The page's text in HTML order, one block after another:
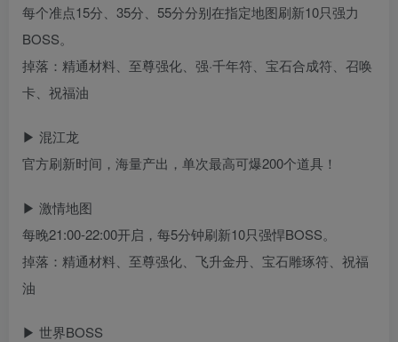
每个准点15分、35分、55分分别在指定地图刷新10只强力
BOSS。
掉落：精通材料、至尊强化、强·千年符、宝石合成符、召唤
卡、祝福油
▶ 混江龙
官方刷新时间，海量产出，单次最高可爆200个道具！
▶ 激情地图
每晚21:00-22:00开启，每5分钟刷新10只强悍BOSS。
掉落：精通材料、至尊强化、飞升金丹、宝石雕琢符、祝福
油
▶ 世界BOSS